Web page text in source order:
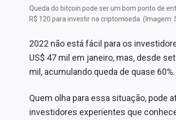
Expediente
Queda do bitcoin pode ser um bom ponto de
R$ 120 para investir na criptomoeda (Imagem:
2022 não está fácil para os
US$ 47 mil em janeiro, mas, desde
mil, acumulando queda de quase 60%.
Quem olha para essa situação, pode
investidores experientes que